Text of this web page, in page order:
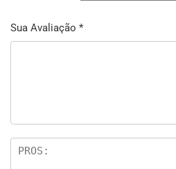
Sua Avaliação *